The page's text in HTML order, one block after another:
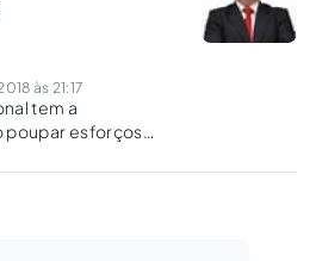
às 21:17
tem a
poupar esforços
ONU com respaldo